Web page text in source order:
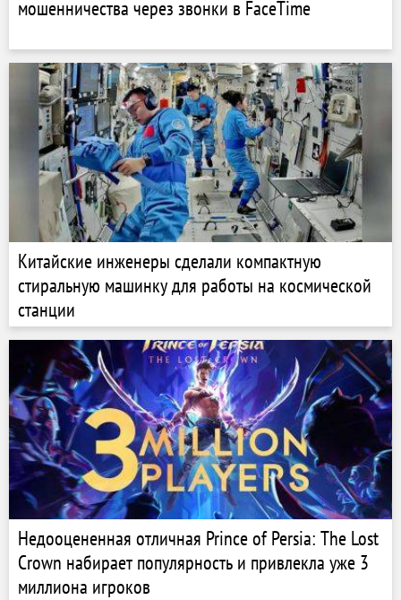
мошенничества через звонки в FaceTime
Китайские инженеры сделали компактную
стиральную машинку для работы на космической
станции
Недооцененная отличная Prince of Persia: The Lost
Crown набирает популярность и привлекла уже 3
миллиона игроков